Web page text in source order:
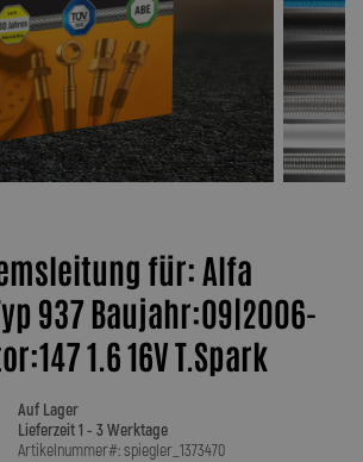
für: Alfa
937 Baujahr:09|2006-
1.6 16V T.Spark
Auf Lager
Lieferzeit 1 - 3 Werktage
Artikelnummer#: spiegler_1373470